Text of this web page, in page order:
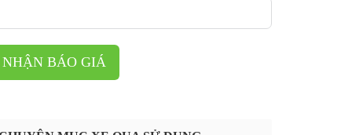
NHẬN BÁO GIÁ